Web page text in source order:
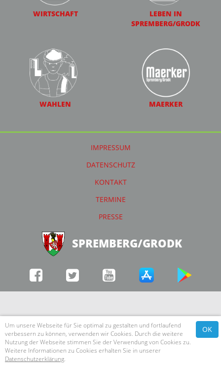
WIRTSCHAFT
LEBEN IN
SPREMBERG/GRODK
WAHLEN MAERKER
IMPRESSUM
DATENSCHUTZ
KONTAKT
TERMINE
PRESSE
SPREMBERG/GRODK
Um unsere Webseite für Sie optimal zu gestalten und fortlaufend
verbessern zu können, verwenden wir Cookies. Durch die weitere
Nutzung der Webseite stimmen Sie der Verwendung von Cookies zu.
Weitere Informationen zu Cookies erhalten Sie in unserer
Datenschutzerklärung.
OK